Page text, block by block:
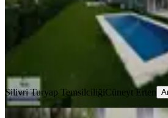
17.500.000 ₺
Cüneyt Erten
Silivri Turyap TemsilciliğiCüneyt Erten